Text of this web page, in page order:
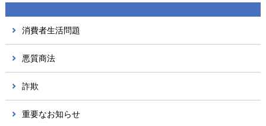
消費者生活問題
悪質商法
詐欺
重要なお知らせ